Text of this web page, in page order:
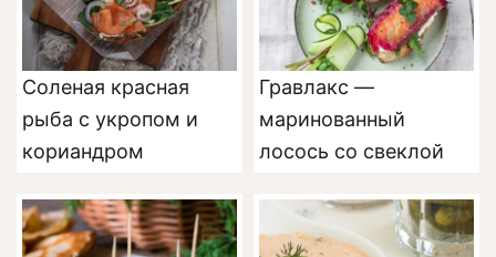
Соленая красная
рыба с укропом и
кориандром
Гравлакс —
маринованный
лосось со свеклой